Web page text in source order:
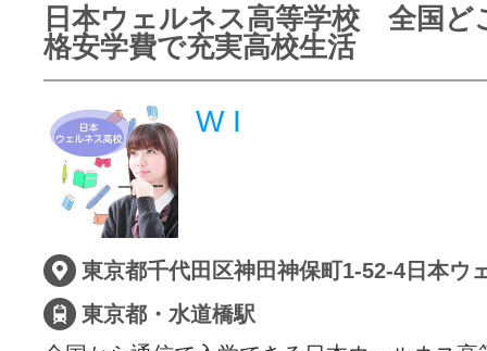
グッドスク
サイトマッ
日本ウェルネス高等学校 全国ど
格安学費で充実高校生活
W I
東京都・水道橋駅